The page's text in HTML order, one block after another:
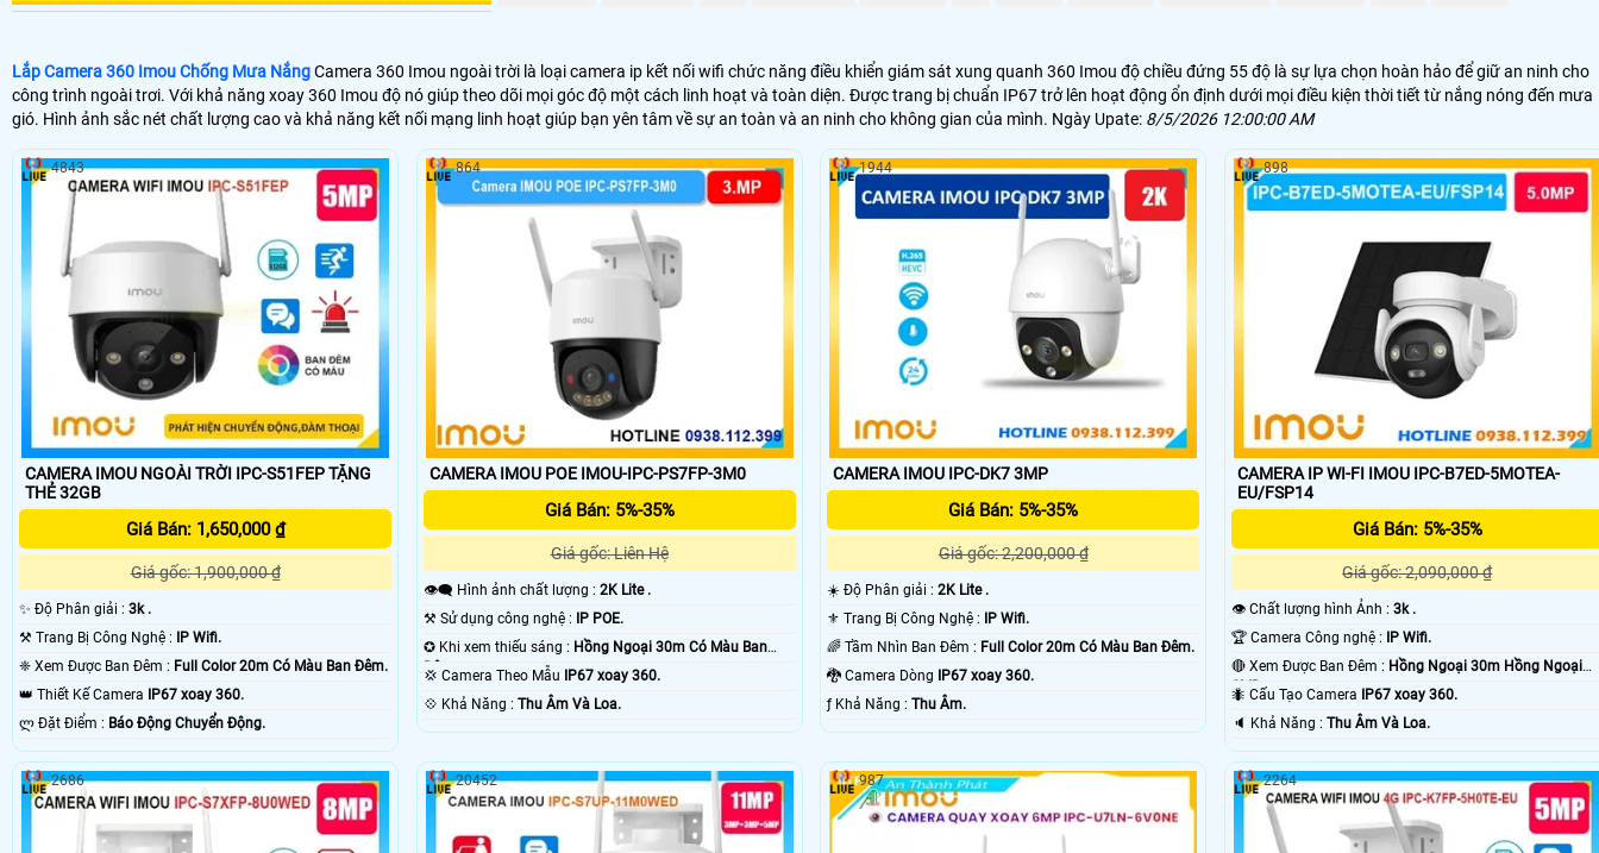
Lắp Camera 360 Imou Chống Mưa NắngCamera 360 Imou ngoài trời là loại camera ip kết nối wifi chức năng điều khiển giám sát xung quanh 360 Imou độ chiều đứng 55 độ là sự lựa chọn hoàn hảo để giữ an ninh cho
công trình ngoài trơi. Với khả năng xoay 360 Imou độ nó giúp theo dõi mọi góc độ một cách linh hoạt và toàn diện. Được trang bị chuẩn IP67 trở lên hoạt động ổn định dưới mọi điều kiện thời tiết từ nắng nóng đến mưa
gió. Hình ảnh sắc nét chất lượng cao và khả năng kết nối mạng linh hoạt giúp bạn yên tâm về sự an toàn và an ninh cho không gian của mình. Ngày Upate: 8/5/2026 12:00:00 AM
CAMERA IMOU NGOÀI TRỜI IPC-S51FEP TẶNG
THẺ 32GB
Giá Bán: 1,650,000 ₫
Giá gốc: 1,900,000 ₫
✨ Độ Phân giải : 3k .
⚒ Trang Bị Công Nghệ :
IP Wifi.
❈ Xem Được Ban Đêm : Full Color 20m Có Màu Ban Ðêm.
👑 Thiết Kế Camera
IP67 xoay 360.
️ლ Đặt Điểm : Báo Động Chuyển Động.
4843
CAMERA IMOU POE IMOU-IPC-PS7FP-3M0
Giá Bán: 5%-35%
Giá gốc: Liên Hệ
👁️‍🗨 Hình ảnh chất lượng : 2K Lite .
⚒ Sử dụng công nghệ :
IP POE.
✪ Khi xem thiếu sáng : Hồng Ngoại 30m Có Màu Ban
Ðêm.💢 Camera Theo Mẫu
IP67 xoay 360.
️💠 Khả Năng : Thu Âm Và Loa.
864
CAMERA IMOU IPC-DK7 3MP
Giá Bán: 5%-35%
Giá gốc: 2,200,000 ₫
☀️ Độ Phân giải :2K Lite .
⚜️ Trang Bị Công Nghệ :
IP Wifi.
🌈 Tầm Nhìn Ban Đêm : Full Color 20m Có Màu Ban Ðêm.
🐉️ Camera Dòng
IP67 xoay 360.
️ƒ Khả Năng :Thu Âm.
1944
CAMERA IP WI-FI IMOU IPC-B7ED-5MOTEA-
EU/FSP14
Giá Bán: 5%-35%
Giá gốc: 2,090,000 ₫
👁 Chất lượng hình Ảnh : 3k .
🏆 Camera Công nghệ :
IP Wifi.
🔴 Xem Được Ban Đêm : Hồng Ngoại 30m Hồng Ngoại
SMD.🐜 Cấu Tạo Camera
IP67 xoay 360.
️🔈 Khả Năng : Thu Âm Và Loa.
898
2686 20452 987 2264